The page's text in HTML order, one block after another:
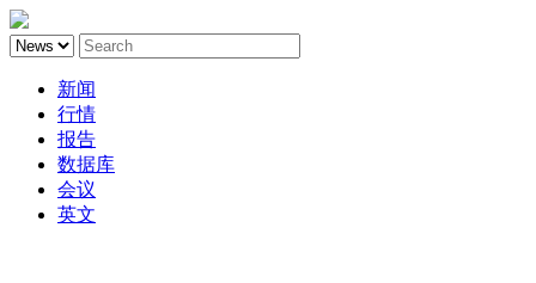
新闻
行情
报告
数据库
会议
英文